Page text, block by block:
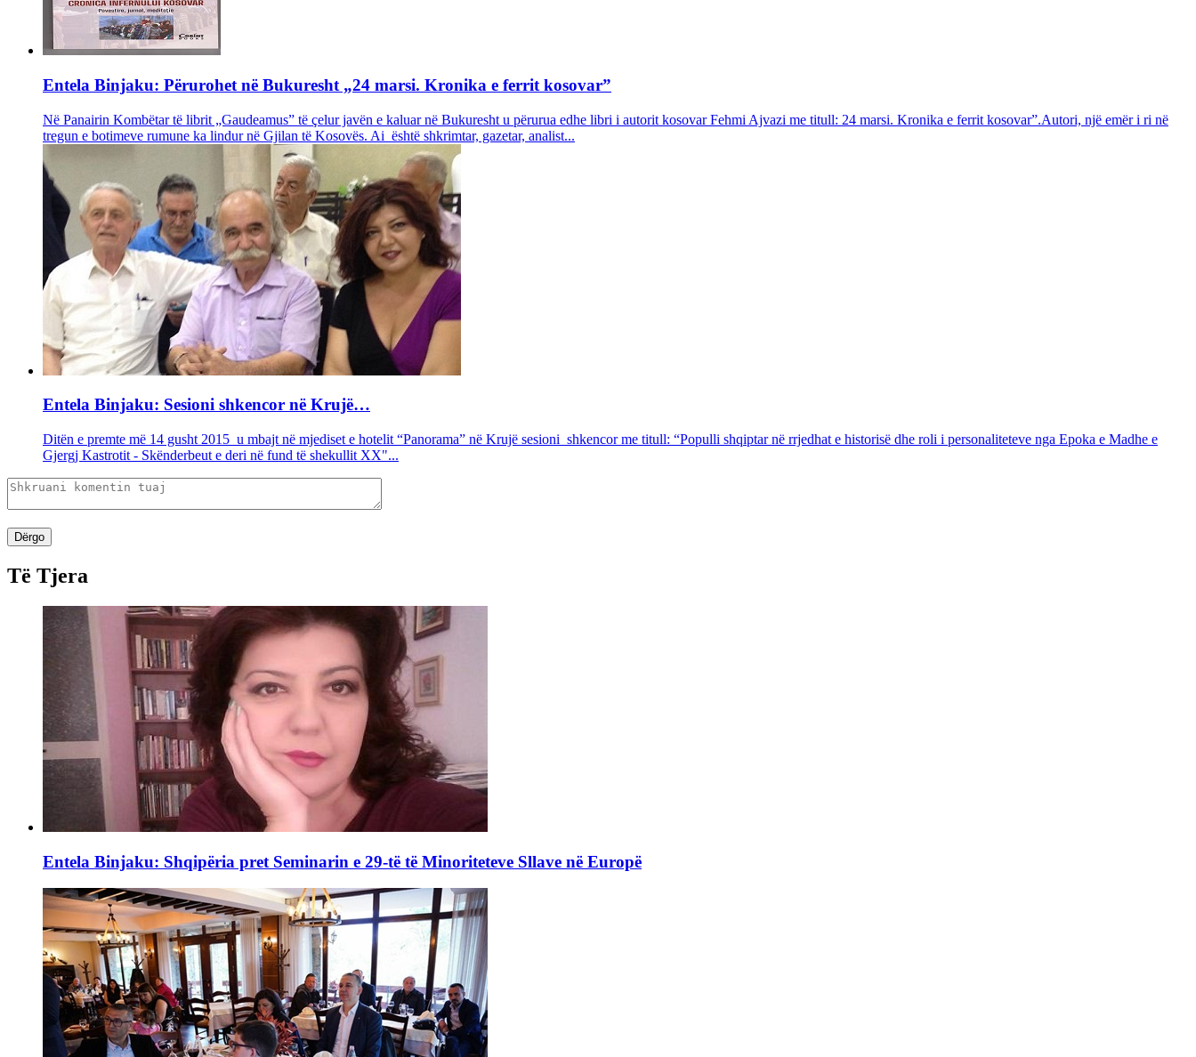
Entela Binjaku: Përurohet në Bukuresht „24 marsi. Kronika e ferrit kosovar”
Në Panairin Kombëtar të librit „Gaudeamus” të çelur javën e kaluar në Bukuresht u përurua edhe libri i autorit kosovar Fehmi Ajvazi me titull: 24 marsi. Kronika e ferrit kosovar”.Autori, një emër i ri në
tregun e botimeve rumune ka lindur në Gjilan të Kosovës. Ai është shkrimtar, gazetar, analist...
Entela Binjaku: Sesioni shkencor në Krujë…
Ditën e premte më 14 gusht 2015 u mbajt në mjediset e hotelit “Panorama” në Krujë sesioni shkencor me titull: “Populli shqiptar në rrjedhat e historisë dhe roli i personaliteteve nga Epoka e Madhe e
Gjergj Kastrotit - Skënderbeut e deri në fund të shekullit XX"...
Dërgo
Të Tjera
Entela Binjaku: Shqipëria pret Seminarin e 29-të të Minoriteteve Sllave në Europë